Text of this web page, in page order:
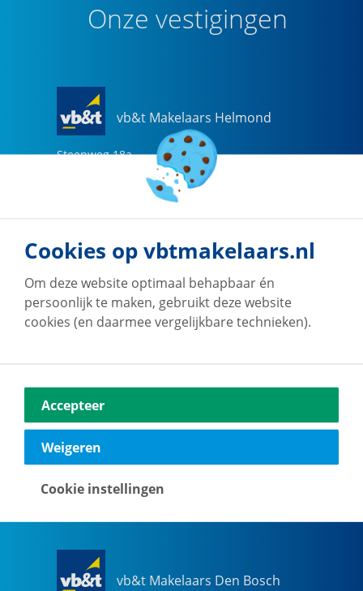
Onze vestigingen
vb&t Makelaars Helmond
Steenweg 18a
helmond@vbtmakelaars.nl
Naar vestiging
Vestdijk 180
5611 CZ Eindhoven
040-2696949
vb&t Makelaars Den Bosch
Cookies op vbtmakelaars.nl
Om deze website optimaal behapbaar én
persoonlijk te maken, gebruikt deze website
cookies (en daarmee vergelijkbare technieken).
Accepteer
Weigeren
Cookie instellingen